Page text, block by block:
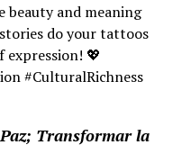
beauty and meaning
do your tattoos
💖
#CulturalRichness
Transformar la